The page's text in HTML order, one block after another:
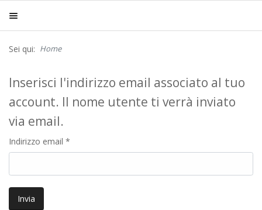
Sei qui: Home
Inserisci l'indirizzo email associato al tuo
account. Il nome utente ti verrà inviato
via email.
Indirizzo email *
Invia